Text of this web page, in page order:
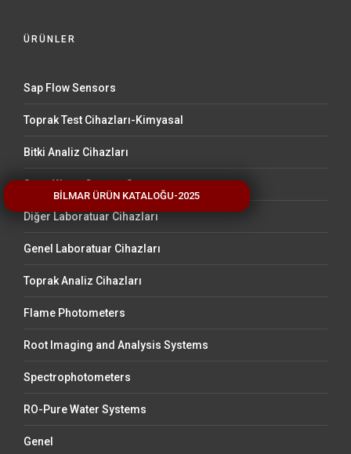
ÜRÜNLER
Sap Flow Sensors
Toprak Test Cihazları-Kimyasal
Bitki Analiz Cihazları
Stem Water Content Sensors
Diğer Laboratuar Cihazları
Genel Laboratuar Cihazları
Toprak Analiz Cihazları
Flame Photometers
Root Imaging and Analysis Systems
Spectrophotometers
RO-Pure Water Systems
Genel
BİLMAR ÜRÜN KATALOĞU-2025